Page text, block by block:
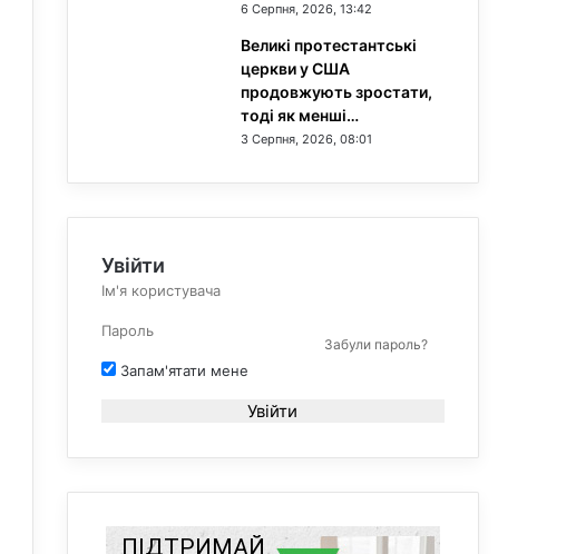
6 Серпня, 2026, 13:42
Великі протестантські
церкви у США
продовжують зростати,
тоді як менші…
3 Серпня, 2026, 08:01
Увійти
Забули пароль?
Запам'ятати мене
Увійти